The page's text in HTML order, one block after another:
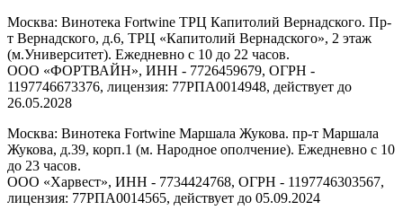
Москва: Винотека Fortwine ТРЦ Капитолий Вернадского. Пр-
т Вернадского, д.6, ТРЦ «Капитолий Вернадского», 2 этаж
(м.Университет). Ежедневно с 10 до 22 часов.
ООО «ФОРТВАЙН», ИНН - 7726459679, ОГРН -
1197746673376, лицензия: 77РПА0014948, действует до
26.05.2028
Москва: Винотека Fortwine Маршала Жукова. пр-т Маршала
Жукова, д.39, корп.1 (м. Народное ополчение). Ежедневно с 10
до 23 часов.
ООО «Харвест», ИНН - 7734424768, ОГРН - 1197746303567,
лицензия: 77РПА0014565, действует до 05.09.2024